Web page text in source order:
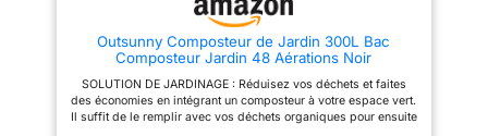
maintenant une taille non
CARACTÉRISTIQUE : Matériaux
– Polypropylène (résistant aux
Capacité–300L ; Dimensions–
58 * 58 * 80 (cm)
noire ajoute une touche
d'élégance à votre jardin
Outsunny Composteur de Jardin 300L Bac
Composteur Jardin 48 Aérations Noir
SOLUTION DE JARDINAGE : Réduisez vos déchets et faites
des économies en intégrant un composteur à votre espace vert.
Il suffit de le remplir avec vos déchets organiques pour ensuite